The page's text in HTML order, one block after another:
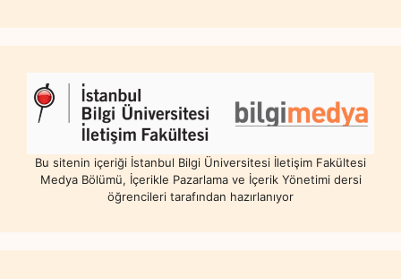
Bu sitenin içeriği İstanbul Bilgi Üniversitesi İletişim Fakültesi
Medya Bölümü, İçerikle Pazarlama ve İçerik Yönetimi dersi
öğrencileri tarafından hazırlanıyor